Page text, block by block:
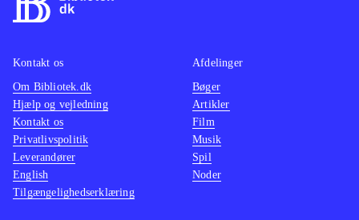
Kontakt os
Om Bibliotek.dk
Hjælp og vejledning
Kontakt os
Privatlivspolitik
Leverandører
English
Tilgængelighedserklæring
Afdelinger
Bøger
Artikler
Film
Musik
Spil
Noder